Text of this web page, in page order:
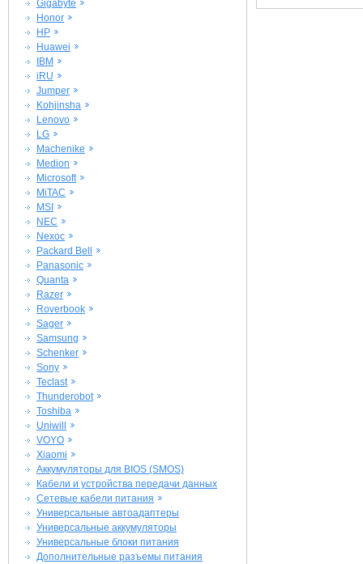
Gigabyte
Honor
HP
Huawei
IBM
iRU
Jumper
Kohjinsha
Lenovo
LG
Machenike
Medion
Microsoft
MiTAC
MSI
NEC
Nexoc
Packard Bell
Panasonic
Quanta
Razer
Roverbook
Sager
Samsung
Schenker
Sony
Teclast
Thunderobot
Toshiba
Uniwill
VOYO
Xiaomi
Аккумуляторы для BIOS (SMOS)
Кабели и устройства передачи данных
Сетевые кабели питания
Универсальные автоадаптеры
Универсальные аккумуляторы
Универсальные блоки питания
Дополнительные разъемы питания